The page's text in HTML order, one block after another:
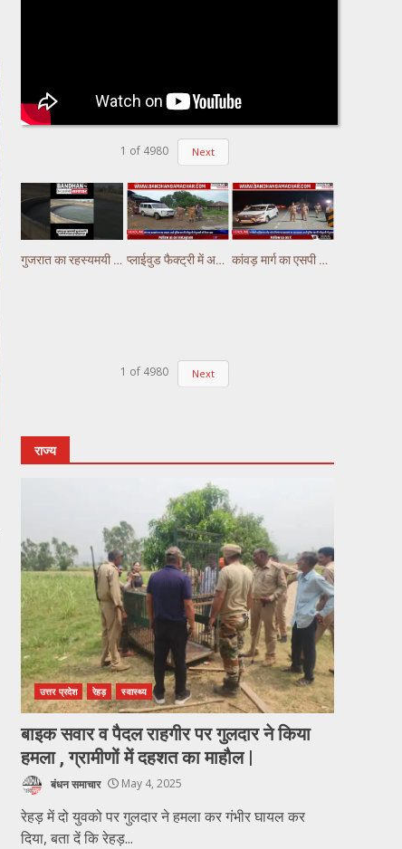
1 of 4980 Next
गुजरात का रहस्यमयी कुआं चर्चा में, पानी में लगातार हो रही हलचल #gujarat प्लाईवुड फैक्ट्री में अचानक लगी भीषण आग, लाखों का नुकसान कांवड़ मार्ग का एसपी अभिषेक झा ने किया निरीक्षण,पुलिस ड्यूटी पर तैनात अस्थाई चौकियो का किया निरीक्षण
1 of 4980 Next
राज्य
उत्तर प्रदेश रेहड़ स्वास्थ्य
बाइक सवार व पैदल राहगीर पर गुलदार ने किया
हमला , ग्रामीणों में दहशत का माहौल |
बंधन समाचार May 4, 2025
रेहड़ में दो युवको पर गुलदार ने हमला कर गंभीर घायल कर
दिया, बता दें कि रेहड़...